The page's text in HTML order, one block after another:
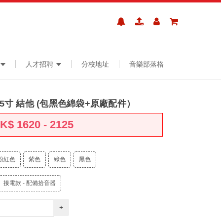
人才招聘 分校地址 音樂部落格
結他 (包黑色綿袋+原廠配件）
1620 - 2125
紅色 紫色 綠色 黑色
接電款 - 配備拾音器
+